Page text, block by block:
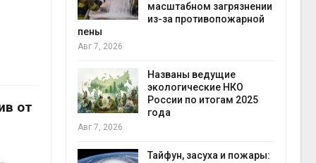
от
масштабном загрязнении
из-за противопожарной
пены
Авг 7, 2026
Названы ведущие
экологические НКО
России по итогам 2025
года
Авг 7, 2026
Тайфун, засуха и пожары: